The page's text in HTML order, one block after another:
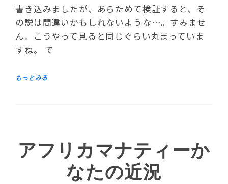
書き込みましたが、あらためて検証すると、そ
の説は間違いかもしれないような…。すみませ
ん。こうやって見ると同じぐらい丸まっていま
すね。 で
アフリカマナティーか
なたの近況